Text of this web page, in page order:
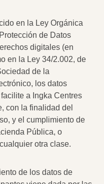
en la Ley Orgánica
de Datos
digitales (en
en la Ley 34/2.002, de
de la
los datos
a Ingka Centres
con la finalidad del
y el cumplimiento de
Pública, o
otra clase.
de los datos de